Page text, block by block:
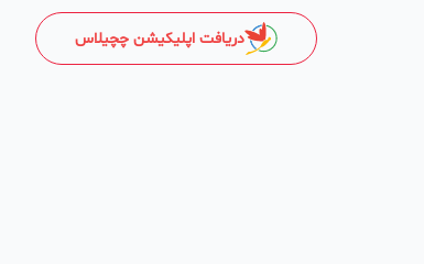
دریافت اپلیکیشن چچیلاس